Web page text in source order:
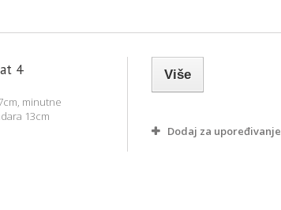
4
minutne
13cm
Više
Dodaj za upoređivanje